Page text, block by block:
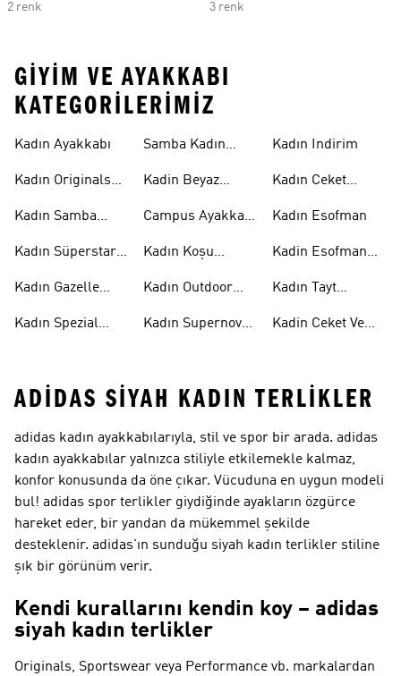
2 renk
3 renk
GIYIM VE AYAKKABI
KATEGORILERIMIZ
Kadın Ayakkabı
Kadın Originals
Kadın Samba
Kadın Süperstar
Kadın Gazelle
Kadın Spezial
Samba Kadın
Kadin Beyaz
Campus Ayakkabı
Kadın Koşu
Kadın Outdoor
Kadın Supernova
Kadın Indirim
Kadın Ceket
Kadın Esofman
Kadin Esofman
Kadın Tayt
Kadin Ceket Ve
ADIDAS SIYAH KADIN TERLIKLER
adidas kadın ayakkabılarıyla, stil ve spor bir arada. adidas
kadın ayakkabılar yalnızca stiliyle etkilemekle kalmaz,
konfor konusunda da öne çıkar. Vücuduna en uygun modeli
bul! adidas spor terlikler giydiğinde ayakların özgürce
hareket eder, bir yandan da mükemmel şekilde
desteklenir. adidas'ın sunduğu siyah kadın terlikler stiline
şık bir görünüm verir.
Kendi kurallarını kendin koy – adidas
siyah kadın terlikler
Originals, Sportswear veya Performance vb. markalardan